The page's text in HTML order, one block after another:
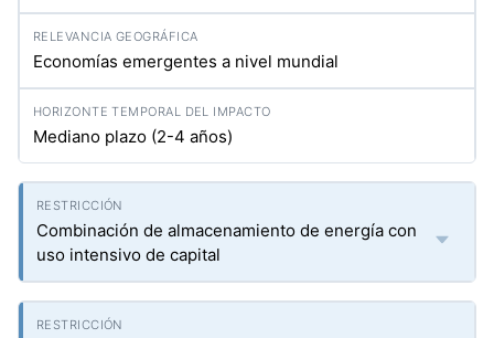
Economías emergentes a nivel mundial
Mediano plazo (2-4 años)
Combinación de almacenamiento de energía con
uso intensivo de capital